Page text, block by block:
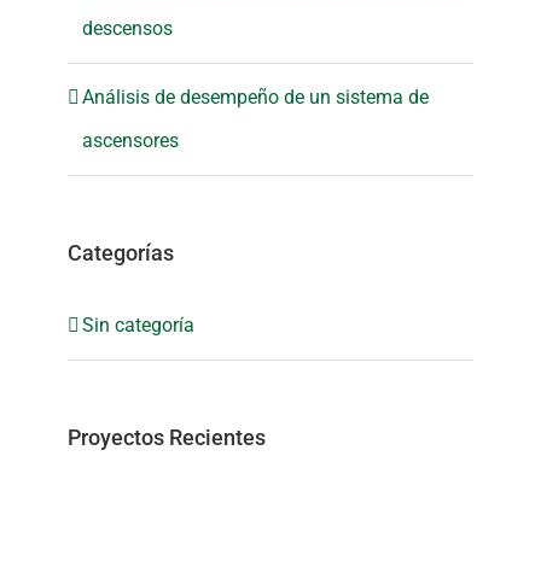
descensos
Análisis de desempeño de un sistema de
ascensores
Categorías
Sin categoría
Proyectos Recientes